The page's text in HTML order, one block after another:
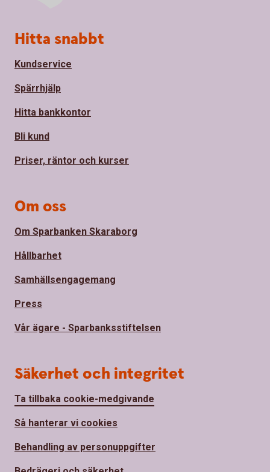
Sidfot
Hitta snabbt
Kundservice
Spärrhjälp
Hitta bankkontor
Bli kund
Priser, räntor och kurser
Om oss
Om Sparbanken Skaraborg
Hållbarhet
Samhällsengagemang
Press
Vår ägare - Sparbanksstiftelsen
Säkerhet och integritet
Ta tillbaka cookie-medgivande
Så hanterar vi cookies
Behandling av personuppgifter